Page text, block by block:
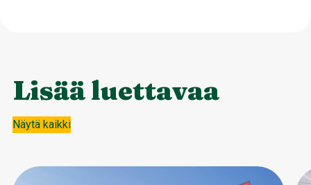
Lisää luettavaa
Näytä kaikki